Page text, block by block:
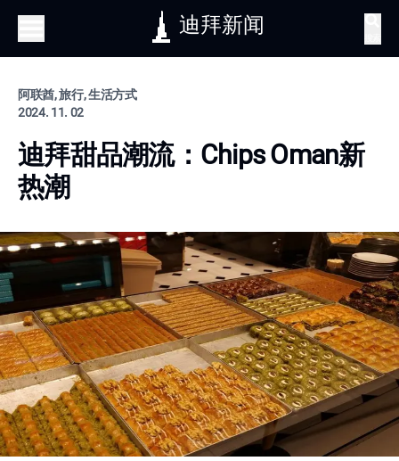
迪拜新闻
阿联酋, 旅行, 生活方式
2024. 11. 02
迪拜甜品潮流：Chips Oman新
热潮